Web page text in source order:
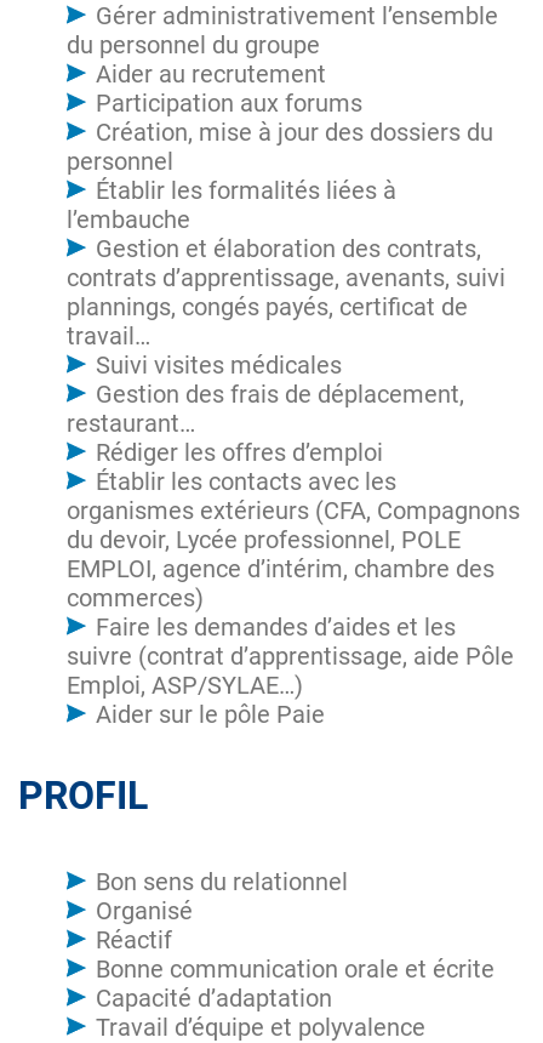
Gérer administrativement l’ensemble
du personnel du groupe
Aider au recrutement
Participation aux forums
Création, mise à jour des dossiers du
personnel
Établir les formalités liées à
l’embauche
Gestion et élaboration des contrats,
contrats d’apprentissage, avenants, suivi
plannings, congés payés, certificat de
travail…
Suivi visites médicales
Gestion des frais de déplacement,
restaurant…
Rédiger les offres d’emploi
Établir les contacts avec les
organismes extérieurs (CFA, Compagnons
du devoir, Lycée professionnel, POLE
EMPLOI, agence d’intérim, chambre des
commerces)
Faire les demandes d’aides et les
suivre (contrat d’apprentissage, aide Pôle
Emploi, ASP/SYLAE…)
Aider sur le pôle Paie
PROFIL
Bon sens du relationnel
Organisé
Réactif
Bonne communication orale et écrite
Capacité d’adaptation
Travail d’équipe et polyvalence